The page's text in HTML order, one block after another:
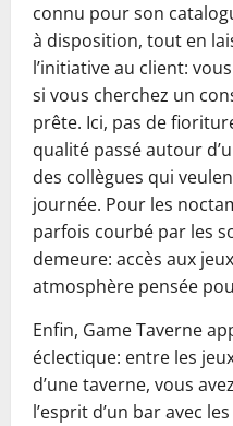
connu pour son
à disposition, tout en
l’initiative au client:
si vous cherchez un
prête. Ici, pas de
qualité passé autour
des collègues qui
journée. Pour les
parfois courbé par les
demeure: accès aux
atmosphère pensée
Enfin, Game Taverne
éclectique: entre les
d’une taverne, vous
l’esprit d’un bar avec